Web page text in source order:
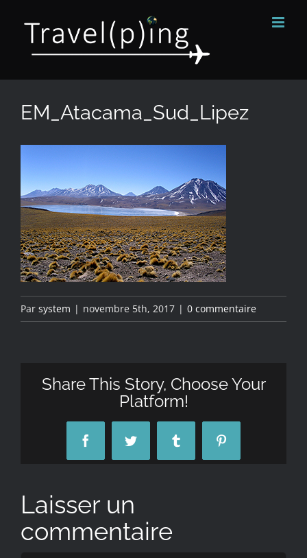
contenu
EM_Atacama_Sud_Lipez
Par system | novembre 5th, 2017 | 0 commentaire
Share This Story, Choose Your
Platform!
FacebookTwitter Tumblr Pinterest
Laisser un
commentaire